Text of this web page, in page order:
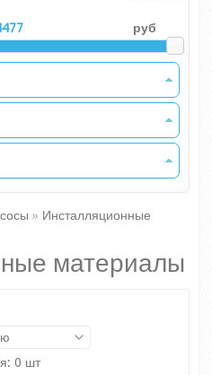
руб
» Инсталляционные
материалы
0 шт